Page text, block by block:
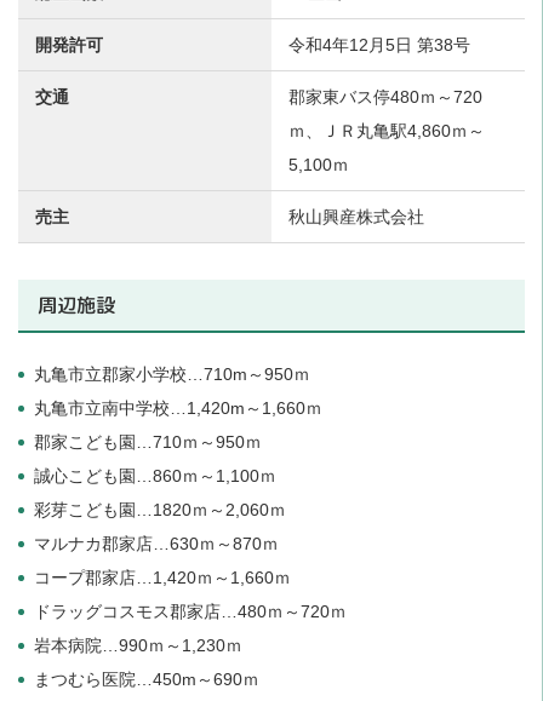
開発許可 令和4年12月5日 第38号
交通
郡家東バス停480ｍ～720
ｍ、ＪＲ丸亀駅4,860ｍ～
5,100ｍ
売主 秋山興産株式会社
周辺施設
丸亀市立郡家小学校…710m～950ｍ
丸亀市立南中学校…1,420m～1,660ｍ
郡家こども園…710ｍ～950ｍ
誠心こども園…860ｍ～1,100ｍ
彩芽こども園…1820ｍ～2,060ｍ
マルナカ郡家店…630ｍ～870ｍ
コープ郡家店…1,420ｍ～1,660ｍ
ドラッグコスモス郡家店…480ｍ～720ｍ
岩本病院…990ｍ～1,230ｍ
まつむら医院…450m～690ｍ